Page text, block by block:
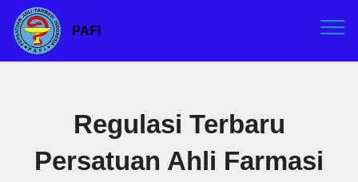
PAFI
Regulasi Terbaru
Persatuan Ahli Farmasi